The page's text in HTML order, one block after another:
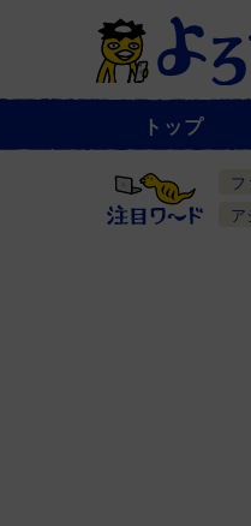
ュ
一
覧
トップ
フ
ア